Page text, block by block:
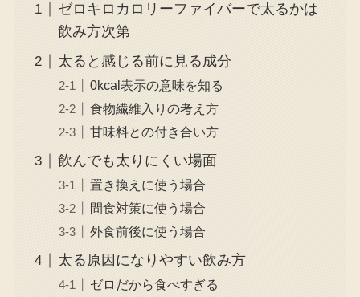
ゼロキロカロリーファイバーで太るかは
飲み方次第
太ると感じる前に見る成分
0kcal表示の意味を知る
食物繊維入りの考え方
甘味料との付き合い方
飲んでも太りにくい場面
置き換えに使う場合
間食対策に使う場合
外食前後に使う場合
太る原因になりやすい飲み方
ゼロだから食べすぎる